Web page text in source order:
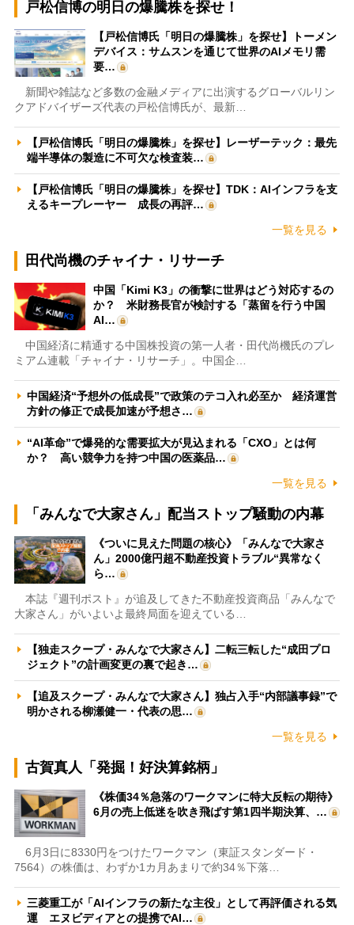
戸松信博の明日の爆騰株を探せ！
【戸松信博氏「明日の爆騰株」を探せ】トーメン
デバイス：サムスンを通じて世界のAIメモリ需
要…
新聞や雑誌など多数の金融メディアに出演するグローバルリン
クアドバイザーズ代表の戸松信博氏が、最新…
【戸松信博氏「明日の爆騰株」を探せ】レーザーテック：最先
端半導体の製造に不可欠な検査装…
【戸松信博氏「明日の爆騰株」を探せ】TDK：AIインフラを支
えるキープレーヤー 成長の再評…
一覧を見る
田代尚機のチャイナ・リサーチ
中国「Kimi K3」の衝撃に世界はどう対応するの
か？ 米財務長官が検討する「蒸留を行う中国
AI…
中国経済に精通する中国株投資の第一人者・田代尚機氏のプレ
ミアム連載「チャイナ・リサーチ」。中国企…
中国経済“予想外の低成長”で政策のテコ入れ必至か 経済運営
方針の修正で成長加速が予想さ…
“AI革命”で爆発的な需要拡大が見込まれる「CXO」とは何
か？ 高い競争力を持つ中国の医薬品…
一覧を見る
「みんなで大家さん」配当ストップ騒動の内幕
《ついに見えた問題の核心》「みんなで大家さ
ん」2000億円超不動産投資トラブル“異常なく
ら…
本誌『週刊ポスト』が追及してきた不動産投資商品「みんなで
大家さん」がいよいよ最終局面を迎えている…
【独走スクープ・みんなで大家さん】二転三転した“成田プロ
ジェクト”の計画変更の裏で起き…
【追及スクープ・みんなで大家さん】独占入手“内部議事録”で
明かされる柳瀬健一・代表の思…
一覧を見る
古賀真人「発掘！好決算銘柄」
《株価34％急落のワークマンに特大反転の期待》
6月の売上低迷を吹き飛ばす第1四半期決算、…
6月3日に8330円をつけたワークマン（東証スタンダード・
7564）の株価は、わずか1カ月あまりで約34％下落…
三菱重工が「AIインフラの新たな主役」として再評価される気
運 エヌビディアとの提携でAI…